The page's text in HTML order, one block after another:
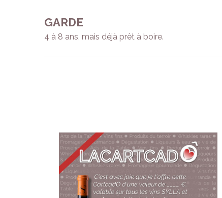
GARDE
4 à 8 ans, mais déjà prêt à boire.